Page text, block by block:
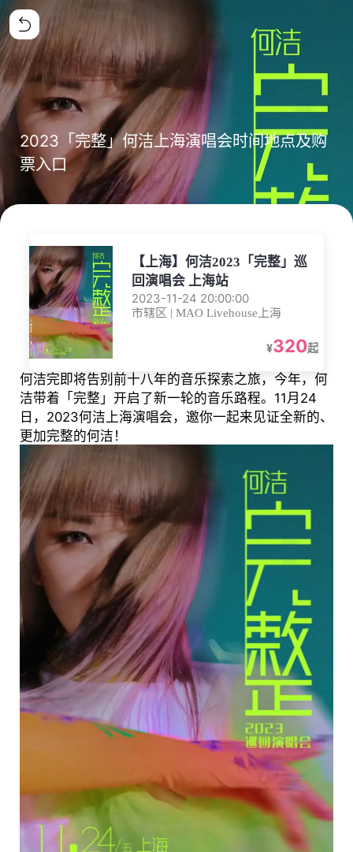
2023「完整」何洁上海演唱会时间地点及购
票入口
【上海】何洁2023「完整」巡
回演唱会 上海站
2023-11-24 20:00:00
市辖区 | MAO Livehouse上海
¥320起
何洁完即将告别前十八年的音乐探索之旅，今年，何
洁带着「完整」开启了新一轮的音乐路程。11月24
日，2023何洁上海演唱会，邀你一起来见证全新的、
更加完整的何洁！